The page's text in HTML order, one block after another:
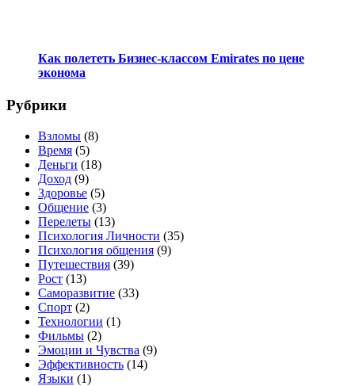
Как полететь Бизнес-классом Emirates по цене
эконома
Рубрики
Взломы (8)
Время (5)
Деньги (18)
Доход (9)
Здоровье (5)
Общение (3)
Перелеты (13)
Психология Личности (35)
Психология общения (9)
Путешествия (39)
Рост (13)
Саморазвитие (33)
Спорт (2)
Технологии (1)
Фильмы (2)
Эмоции и Чувства (9)
Эффективность (14)
Языки (1)